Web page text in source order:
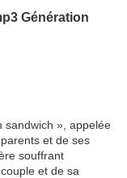
Génération
sandwich », appelée
et de ses
souffrant
et de sa